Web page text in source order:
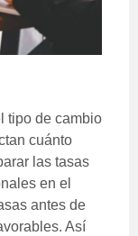
tipo de cambio
cuánto
las tasas
en el
antes de
Así